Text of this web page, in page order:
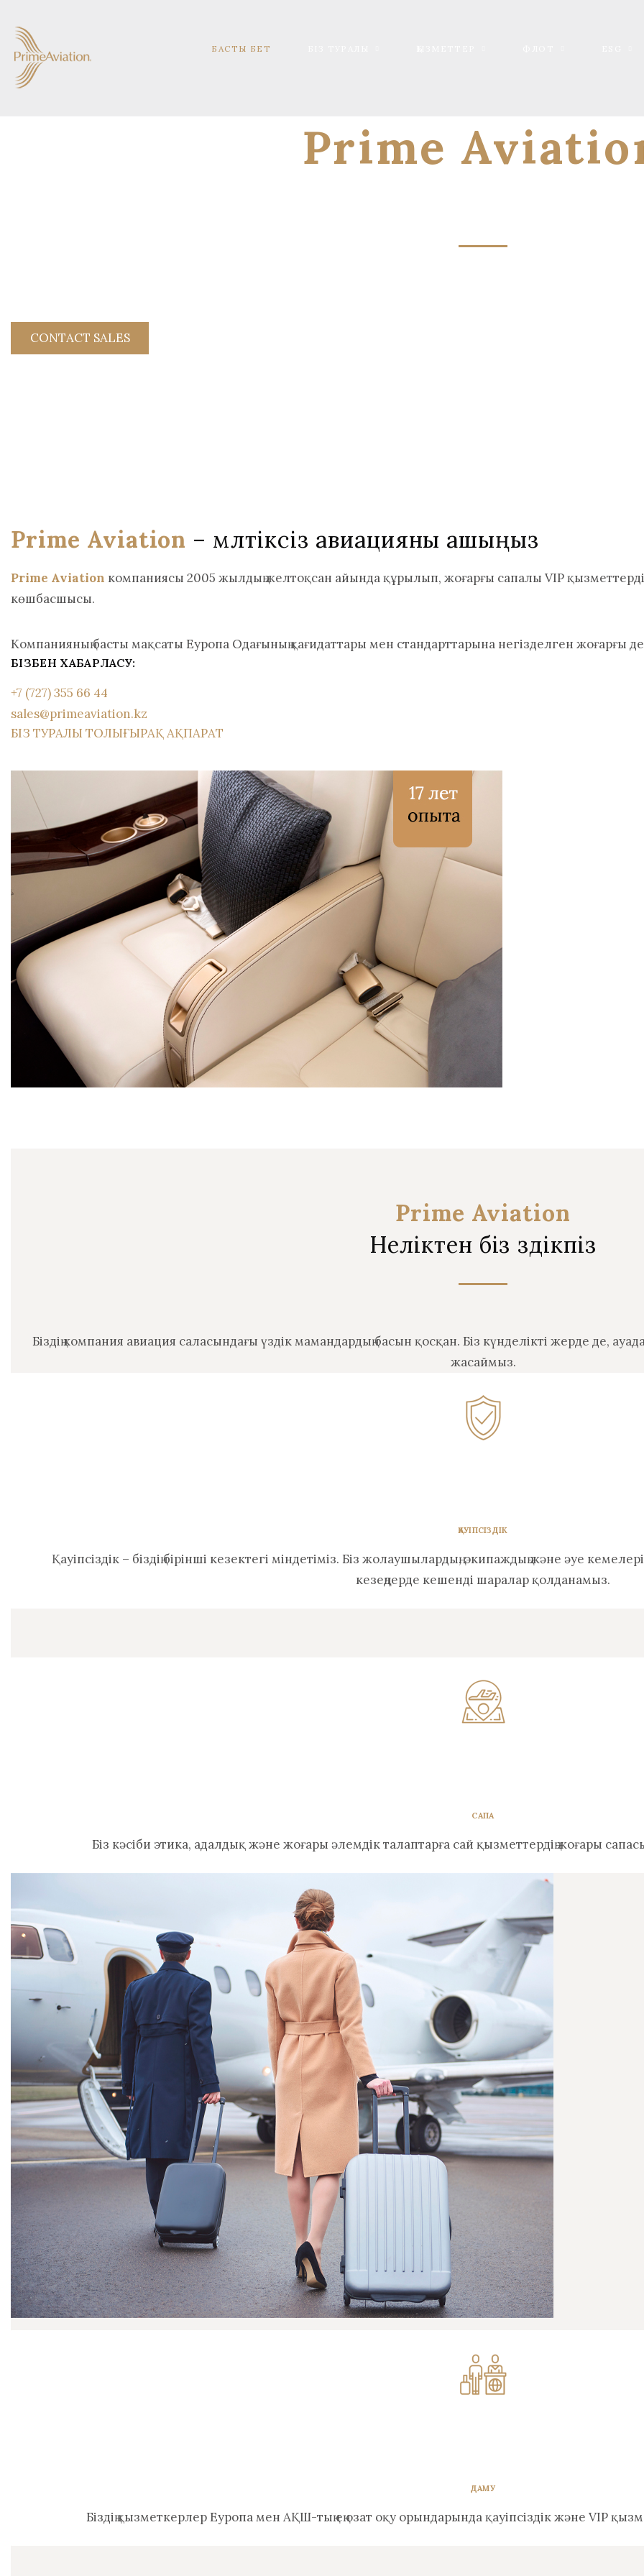
БАСТЫ БЕТ
Prime
CONTACT SALES
Prime Aviation – мүлтіксіз авиацияны ашыңыз
Prime Aviation компаниясы 2005 жылдың желтоқсан айында құрылып, жоғарғы сапалы VIP
көшбасшысы.
Компанияның басты мақсаты Еуропа Одағының қағидаттары мен стандарттарына негізделген жоғарғы
БІЗБЕН ХАБАРЛАСУ:
+7 (727) 355 66 44
sales@primeaviation.kz
БІЗ ТУРАЛЫ ТОЛЫҒЫРАҚ АҚПАРАТ
Prime Aviation
Неліктен біз үздікпіз
Біздің компания авиация саласындағы үздік мамандардың басын қосқан. Біз күнделікті жерде де,
жасаймыз.
ҚАУІПСІЗДІК
Қауіпсіздік – біздің бірінші кезектегі міндетіміз. Біз жолаушылардың, экипаждың және әуе
кезеңдерде кешенді шаралар қолданамыз.
САПА
Біз кәсіби этика, адалдық және жоғары әлемдік талаптарға сай қызметтердің жоғары
ДАМУ
Біздің қызметкерлер Еуропа мен АҚШ-тың ең озат оқу орындарында қауіпсіздік және VIP